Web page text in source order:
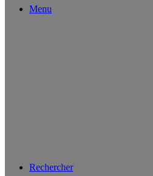
Menu
Rechercher